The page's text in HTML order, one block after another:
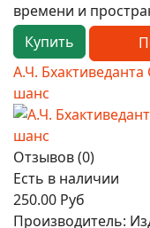
времени и
Купить
А.Ч.
шанс
Отзывов (0)
Есть в наличии
250.00 Руб
Производитель: